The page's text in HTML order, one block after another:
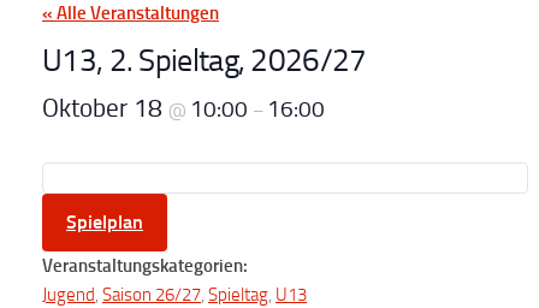
« Alle Veranstaltungen
U13, 2. Spieltag, 2026/27
Oktober 18 @ 10:00 – 16:00
Spielplan
Veranstaltungskategorien:
Jugend Saison 26/27 Spieltag U13